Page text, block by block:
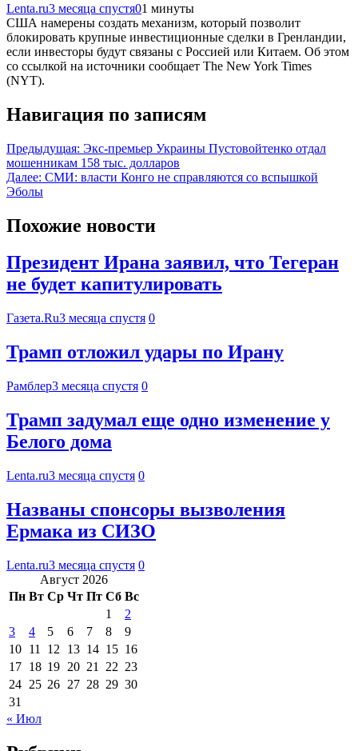
Lenta.ru3 месяца спустя01 минуты
США намерены создать механизм, который позволит
блокировать крупные инвестиционные сделки в Гренландии,
если инвесторы будут связаны с Россией или Китаем. Об этом
со ссылкой на источники сообщает The New York Times
(NYT).
Навигация по записям
Предыдущая: Экс-премьер Украины Пустовойтенко отдал
мошенникам 158 тыс. долларов
Далее: СМИ: власти Конго не справляются со вспышкой
Эболы
Похожие новости
Президент Ирана заявил, что Тегеран
не будет капитулировать
Газета.Ru3 месяца спустя 0
Трамп отложил удары по Ирану
Рамблер3 месяца спустя 0
Трамп задумал еще одно изменение у
Белого дома
Lenta.ru3 месяца спустя 0
Названы спонсоры вызволения
Ермака из СИЗО
Lenta.ru3 месяца спустя 0
Август 2026
Пн Вт Ср Чт Пт Сб Вс
1
2
3
4 5 6 7 8
9
10 11 12 13 14 15 16
17 18 19 20 21 22 23
24 25 26 27 28 29 30
31
« Июл